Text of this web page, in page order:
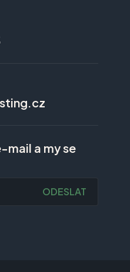
mail a my se
ODESLAT